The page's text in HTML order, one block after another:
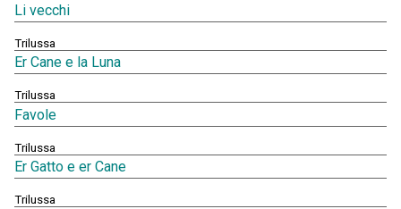
Li vecchi
Trilussa
Er Cane e la Luna
Trilussa
Favole
Trilussa
Er Gatto e er Cane
Trilussa